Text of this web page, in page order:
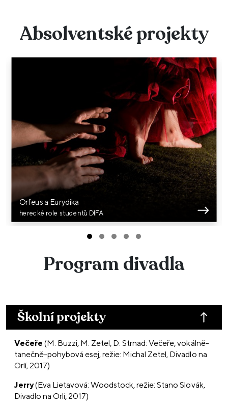
Školní projekty
Večeře (M. Buzzi, M. Zetel, D. Strnad: Večeře, vokálně-
tanečně-pohybová esej, režie: Michal Zetel, Divadlo na
Orlí, 2017)
Jerry(Eva Lietavová: Woodstock, režie: Stano Slovák,
Divadlo na Orlí, 2017)
Absolventské projekty
Orfeus a Eurydika
herecké role studentů DIFA
Program divadla